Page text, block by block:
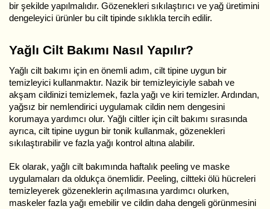
bir şekilde yapılmalıdır. Gözenekleri sıkılaştırıcı ve yağ üretimini
dengeleyici ürünler bu cilt tipinde sıklıkla tercih edilir.
Yağlı Cilt Bakımı Nasıl Yapılır?
Yağlı cilt bakımı için en önemli adım, cilt tipine uygun bir
temizleyici kullanmaktır. Nazik bir temizleyiciyle sabah ve
akşam cildinizi temizlemek, fazla yağı ve kiri temizler. Ardından,
yağsız bir nemlendirici uygulamak cildin nem dengesini
korumaya yardımcı olur. Yağlı ciltler için cilt bakımı sırasında
ayrıca, cilt tipine uygun bir tonik kullanmak, gözenekleri
sıkılaştırabilir ve fazla yağı kontrol altına alabilir.
Ek olarak, yağlı cilt bakımında haftalık peeling ve maske
uygulamaları da oldukça önemlidir. Peeling, ciltteki ölü hücreleri
temizleyerek gözeneklerin açılmasına yardımcı olurken,
maskeler fazla yağı emebilir ve cildin daha dengeli görünmesini